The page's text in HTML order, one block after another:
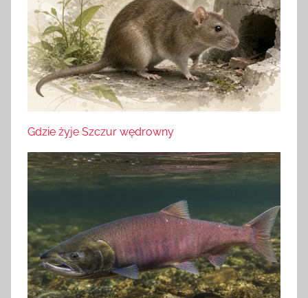
Gdzie żyje Szczur wędrowny